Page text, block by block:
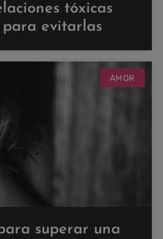
tóxicas
evitarlas
AMOR
superar una